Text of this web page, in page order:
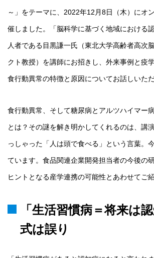
～」をテーマに、2022年12月8日（木）にオ
催しました。「脳科学に基づく地域における
人者である目黒謙一氏（東北大学高齢者高次
クト教授）を講師にお招きし、外来事例と疫
食行動異常の特徴と原因についてお話しいただ
食行動異常、そして糖尿病とアルツハイマー
とは？その謎を解き明かしてくれるのは、講
っしゃった「人は頭で食べる」という言葉。
ています。食品関連企業開発担当者の今後の
ヒントとなる産学連携の可能性とあわせてご紹
「生活習慣病＝将来は
式は誤り